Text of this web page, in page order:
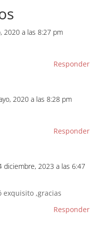
2020 a las 8:27 pm
Responder
2020 a las 8:28 pm
Responder
diciembre, 2023 a las 6:47
exquisito ,gracias
Responder